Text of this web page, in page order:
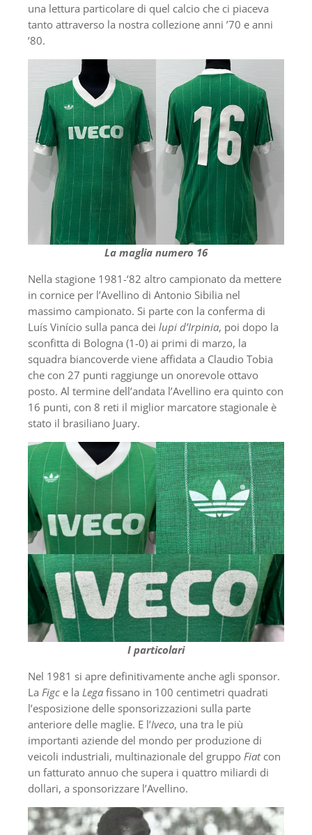
una lettura particolare di quel calcio che ci piaceva
tanto attraverso la nostra collezione anni ’70 e anni
’80.
La maglia numero 16
Nella stagione 1981-‘82 altro campionato da mettere
in cornice per l’Avellino di Antonio Sibilia nel
massimo campionato. Si parte con la conferma di
Luís Vinício sulla panca dei lupi d’Irpinia, poi dopo la
sconfitta di Bologna (1-0) ai primi di marzo, la
squadra biancoverde viene affidata a Claudio Tobia
che con 27 punti raggiunge un onorevole ottavo
posto. Al termine dell’andata l’Avellino era quinto con
16 punti, con 8 reti il miglior marcatore stagionale è
stato il brasiliano Juary.
I particolari
Nel 1981 si apre definitivamente anche agli sponsor.
La Figc e la Lega fissano in 100 centimetri quadrati
l’esposizione delle sponsorizzazioni sulla parte
anteriore delle maglie. E l’Iveco, una tra le più
importanti aziende del mondo per produzione di
veicoli industriali, multinazionale del gruppo Fiatcon
un fatturato annuo che supera i quattro miliardi di
dollari, a sponsorizzare l’Avellino.